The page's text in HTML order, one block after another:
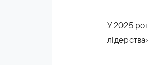
У 2025